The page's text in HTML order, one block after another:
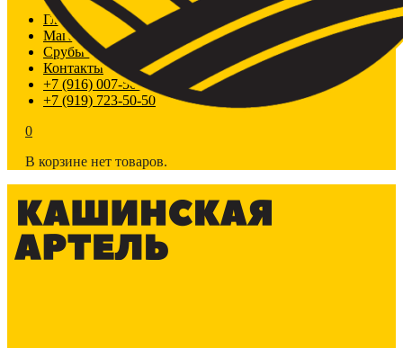
Главная
Магазин
Срубы из сосны
Контакты
+7 (916) 007-50-50
+7 (919) 723-50-50
0
В корзине нет товаров.